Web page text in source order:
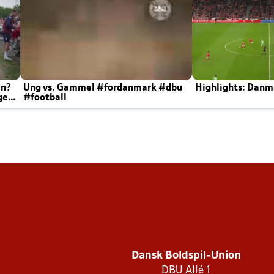
Ung vs. Gammel #fordanmark #dbu
#football
Highlights:
Dansk Boldspil-Union
DBU Allé 1